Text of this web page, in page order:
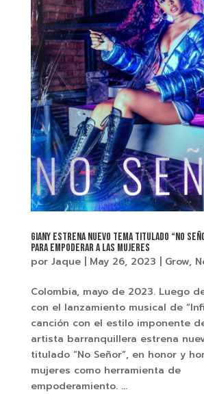
Giany estrena nuevo tema titulado “No
para empoderar a las mujeres
por Jaque| May 26, 2023 Grow,
Colombia, mayo de 2023. Luego
con el lanzamiento musical de
canción con el estilo imponente
artista barranquillera estrena
titulado “No Señor”, en honor y
mujeres como herramienta de
empoderamiento. ...